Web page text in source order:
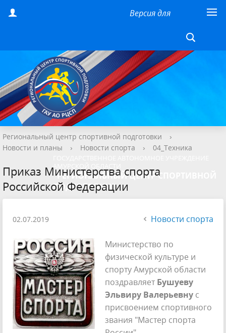
Версия для
АМУРСКОЙ ОБЛАСТИ
"РЕГИОНАЛЬНЫЙ ЦЕНТР СПОРТИВНОЙ
ПОДГОТОВКИ"
Региональный центр спортивной подготовки
›
Новости и планы
› Новости спорта › 04_Техника
Приказ Министерства спорта
Российской Федерации
02.07.2019 Новости спорта
Министерство по
физической культуре и
спорту Амурской области
поздравляет Бушуеву
Эльвиру Валерьевну с
присвоением спортивного
звания "Маcтер спорта